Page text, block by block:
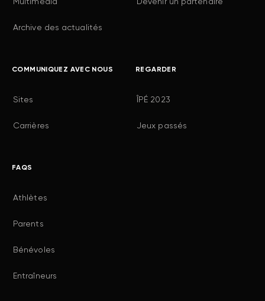
Archive des actualités
COMMUNIQUEZ AVEC NOUS
Sites
Carrières
REGARDER
ÎPÉ 2023
Jeux passés
FAQS
Athlètes
Parents
Bénévoles
Entraîneurs